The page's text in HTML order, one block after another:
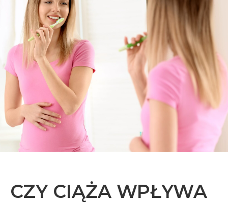
CZY CIĄŻA WPŁYWA